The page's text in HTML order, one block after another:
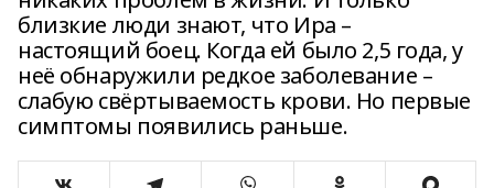
близкие люди знают, что Ира –
настоящий боец. Когда ей было 2,5 года, у
неё обнаружили редкое заболевание –
слабую свёртываемость крови. Но первые
симптомы появились раньше.